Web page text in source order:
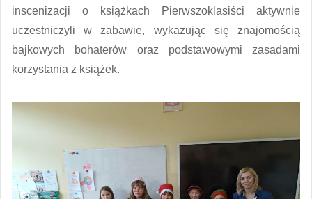
inscenizacji o książkach Pierwszoklasiści aktywnie
uczestniczyli w zabawie, wykazując się znajomością
bajkowych bohaterów oraz podstawowymi zasadami
korzystania z książek.